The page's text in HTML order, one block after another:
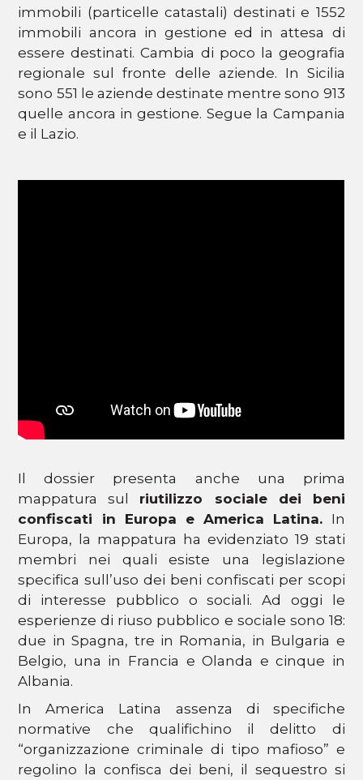
immobili (particelle catastali) destinati e 1552
immobili ancora in gestione ed in attesa di
essere destinati. Cambia di poco la geografia
regionale sul fronte delle aziende. In Sicilia
sono 551 le aziende destinate mentre sono 913
quelle ancora in gestione. Segue la Campania
e il Lazio.
Il dossier presenta anche una prima
mappatura sul riutilizzo sociale dei beni
confiscati in Europa e America Latina. In
Europa, la mappatura ha evidenziato 19 stati
membri nei quali esiste una legislazione
specifica sull’uso dei beni confiscati per scopi
di interesse pubblico o sociali. Ad oggi le
esperienze di riuso pubblico e sociale sono 18:
due in Spagna, tre in Romania, in Bulgaria e
Belgio, una in Francia e Olanda e cinque in
Albania.
In America Latina assenza di specifiche
normative che qualifichino il delitto di
“organizzazione criminale di tipo mafioso” e
regolino la confisca dei beni, il sequestro si